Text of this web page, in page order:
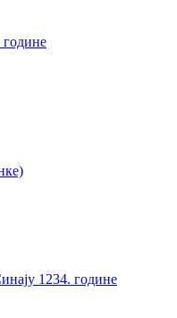
године
1234. године